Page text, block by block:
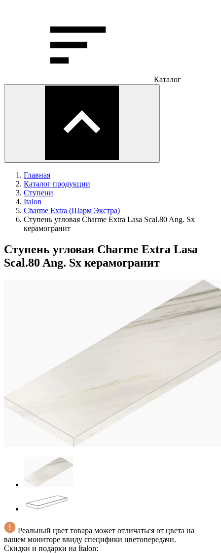
Каталог
Главная
Каталог продукции
Ступени
Italon
Charme Extra (Шарм Экстра)
Ступень угловая Charme Extra Lasa Scal.80 Ang. Sx
керамогранит
Ступень угловая Charme Extra Lasa
Scal.80 Ang. Sx керамогранит
Реальный цвет товара может отличаться от цвета на
вашем мониторе ввиду специфики цветопередачи.
Скидки и подарки на Italon: